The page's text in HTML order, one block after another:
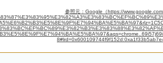
参照元：Google（https://